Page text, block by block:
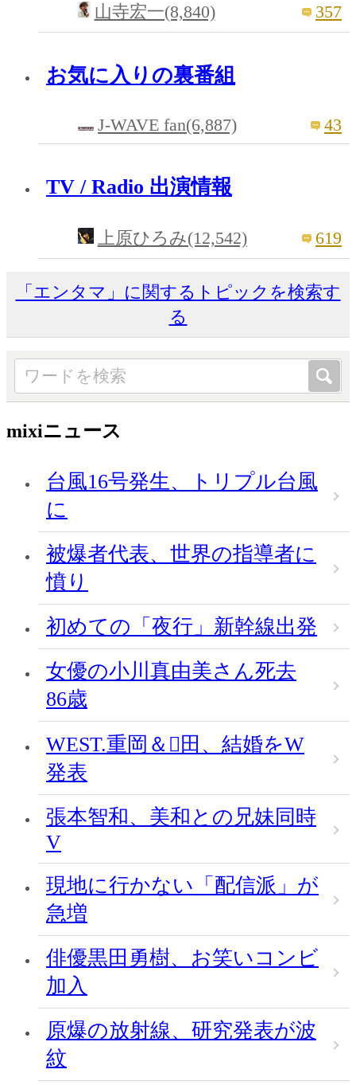
山寺宏一(8,840) 357
お気に入りの裏番組
J-WAVE fan(6,887) 43
TV / Radio 出演情報
上原ひろみ(12,542) 619
「エンタマ」に関するトピックを検索す
る
mixiニュース
台風16号発生、トリプル台風
に
被爆者代表、世界の指導者に
憤り
初めての「夜行」新幹線出発
女優の小川真由美さん死去
86歳
WEST.重岡＆田、結婚をW
発表
張本智和、美和との兄妹同時
V
現地に行かない「配信派」が
急増
俳優黒田勇樹、お笑いコンビ
加入
原爆の放射線、研究発表が波
紋